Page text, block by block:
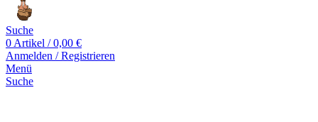
Suche
0 Artikel / 0,00 €
Anmelden / Registrieren
Menü
Suche